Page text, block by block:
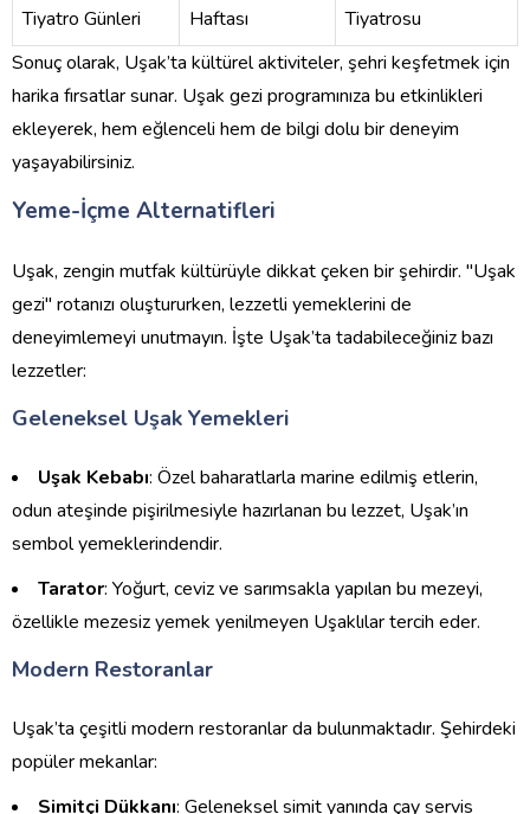
Tiyatro Günleri
Haftası
Tiyatrosu
Sonuç olarak, Uşak’ta kültürel aktiviteler, şehri keşfetmek için
harika fırsatlar sunar. Uşak gezi programınıza bu etkinlikleri
ekleyerek, hem eğlenceli hem de bilgi dolu bir deneyim
yaşayabilirsiniz.
Yeme-İçme Alternatifleri
Uşak, zengin mutfak kültürüyle dikkat çeken bir şehirdir. "Uşak
gezi" rotanızı oluştururken, lezzetli yemeklerini de
deneyimlemeyi unutmayın. İşte Uşak’ta tadabileceğiniz bazı
lezzetler:
Geleneksel Uşak Yemekleri
Uşak Kebabı: Özel baharatlarla marine edilmiş etlerin,
odun ateşinde pişirilmesiyle hazırlanan bu lezzet, Uşak’ın
sembol yemeklerindendir.
Tarator: Yoğurt, ceviz ve sarımsakla yapılan bu mezeyi,
özellikle mezesiz yemek yenilmeyen Uşaklılar tercih eder.
Modern Restoranlar
Uşak’ta çeşitli modern restoranlar da bulunmaktadır. Şehirdeki
popüler mekanlar:
Simitçi Dükkanı: Geleneksel simit yanında çay servis